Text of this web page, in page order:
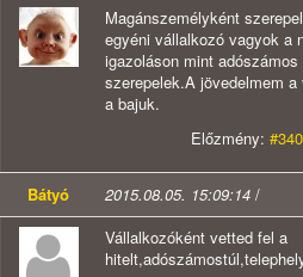
Magánszemélyként
egyéni vállalkozó vagyok a
igazoláson mint
szerepelek.A jövedelmem
a bajuk.
Előzmény:
Bátyó 2015.08.05. 15:09:14 /
Vállalkozóként vetted fel a